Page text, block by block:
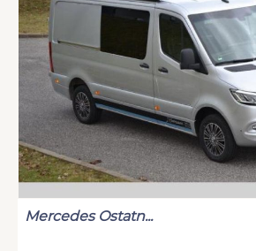
Mercedes Ostatn...